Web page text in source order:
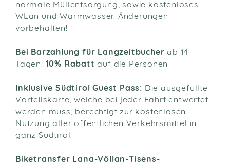
normale Müllentsorgung, sowie kostenloses
WLan und Warmwasser. Änderungen
vorbehalten!
Bei Barzahlung für Langzeitbucher ab 14
Tagen: 10% Rabatt auf die Personen
Inklusive Südtirol Guest Pass: Die ausgefüllte
Vorteilskarte, welche bei jeder Fahrt entwertet
werden muss, berechtigt zur kostenlosen
Nutzung aller öffentlichen Verkehrsmittel in
ganz Südtirol.
Biketransfer Lana-Völlan-Tisens-